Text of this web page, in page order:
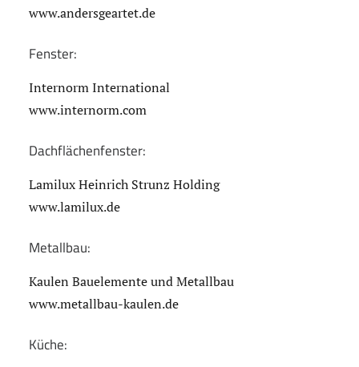
www.andersgeartet.de
Fenster:
Internorm International
www.internorm.com
Dachflächenfenster:
Lamilux Heinrich Strunz Holding
www.lamilux.de
Metallbau:
Kaulen Bauelemente und Metallbau
www.metallbau-kaulen.de
Küche: